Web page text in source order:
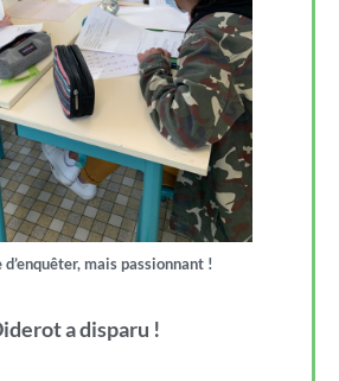
d’enquêter, mais passionnant !
a disparu !